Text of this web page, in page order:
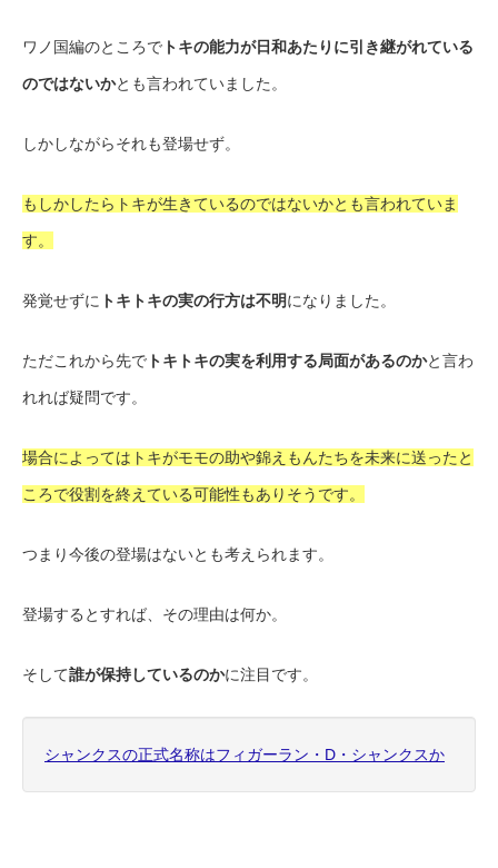
ワノ国編のところで トキの能力が日和あたりに引き継がれている
のではないかとも言われていました。
しかしながらそれも登場せず。
もしかしたらトキが生きているのではないかとも言われていま
す。
発覚せずに トキトキの実の行方は不明になりました。
ただこれから先で トキトキの実を利用する局面があるのかと言わ
れれば疑問です。
場合によってはトキがモモの助や錦えもんたちを未来に送ったと
ころで役割を終えている可能性もありそうです。
つまり今後の登場はないとも考えられます。
登場するとすれば、その理由は何か。
そして誰が保持しているのかに注目です。
シャンクスの正式名称はフィガーラン・D・シャンクスか